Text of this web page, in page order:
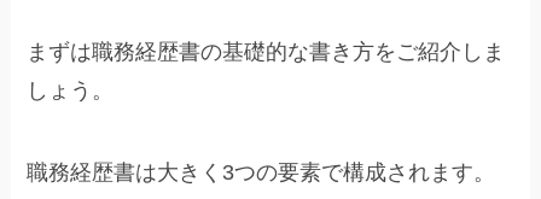
まずは職務経歴書の基礎的な書き方をご紹介しま
しょう。
職務経歴書は大きく3つの要素で構成されます。